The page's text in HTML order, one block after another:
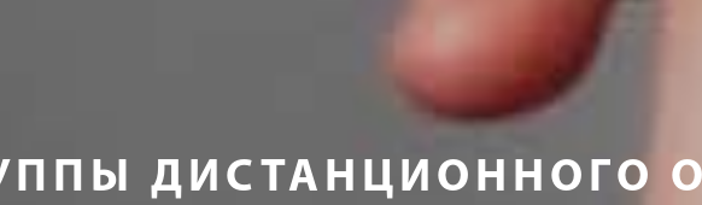
ДИСТАНЦИОННОГО